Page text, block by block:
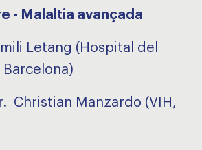
- Malaltia avançada
Letang (Hospital del
Barcelona)
Christian Manzardo (VIH,